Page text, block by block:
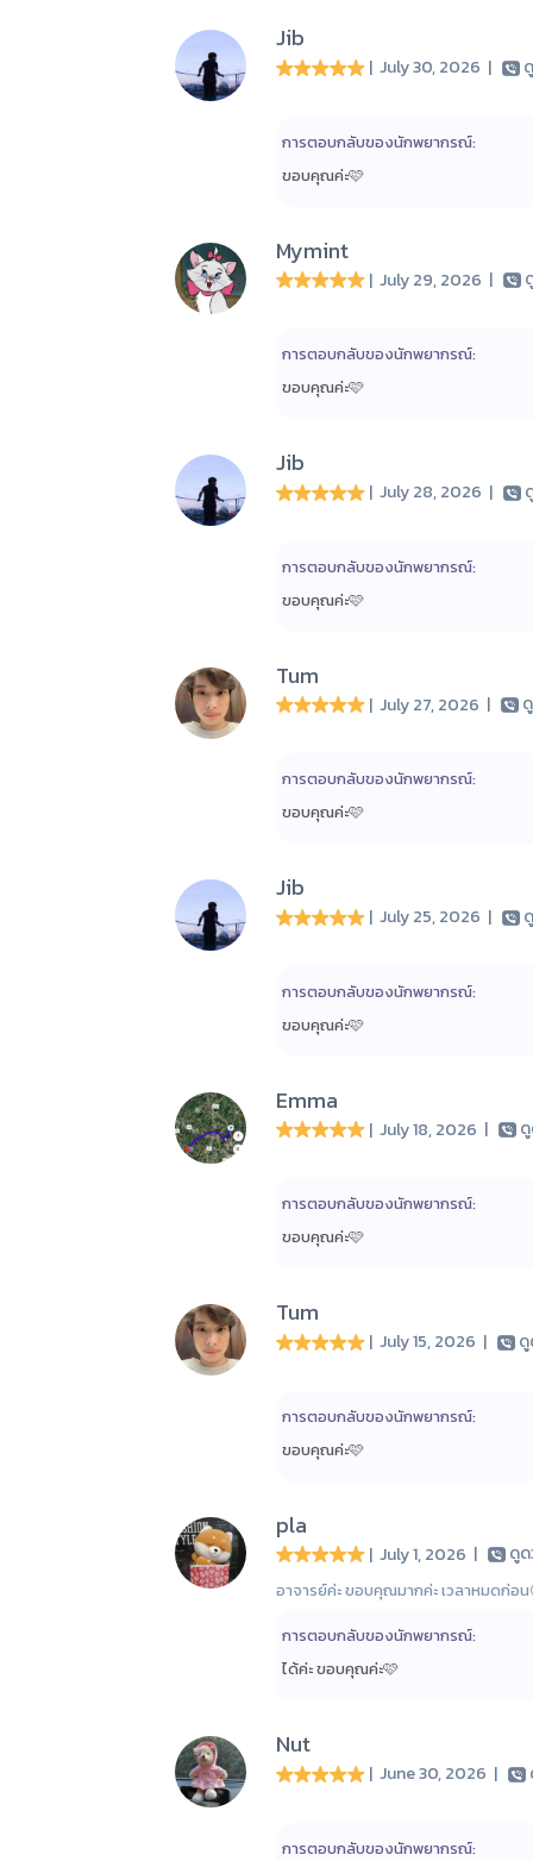
Jib
| July 30, 2026 |
การตอบกลับของนักพยากรณ์:
ขอบคุณค่ะ🩷
Mymint
| July 29, 2026 |
การตอบกลับของนักพยากรณ์:
ขอบคุณค่ะ🩷
Jib
| July 28, 2026 |
การตอบกลับของนักพยากรณ์:
ขอบคุณค่ะ🩷
Tum
| July 27, 2026 |
การตอบกลับของนักพยากรณ์:
ขอบคุณค่ะ🩷
Jib
| July 25, 2026 |
การตอบกลับของนักพยากรณ์:
ขอบคุณค่ะ🩷
Emma
| July 18, 2026 |
การตอบกลับของนักพยากรณ์:
ขอบคุณค่ะ🩷
Tum
| July 15, 2026 |
การตอบกลับของนักพยากรณ์:
ขอบคุณค่ะ🩷
pla
| July 1, 2026 | ดู
อาจารย์ค่ะ ขอบคุณมากค่ะ เวลาหมดก่อ
การตอบกลับของนักพยากรณ์:
ได้ค่ะ ขอบคุณค่ะ🩷
Nut
| June 30, 2026 |
การตอบกลับของนักพยากรณ์: